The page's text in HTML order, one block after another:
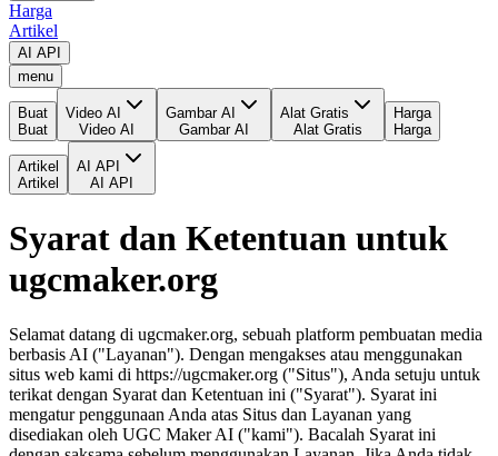
Harga
Artikel
AI API
menu
Buat
Buat
Video AI
Video AI
Gambar AI
Gambar AI
Alat Gratis
Alat Gratis
Harga
Harga
Artikel
Artikel
AI API
AI API
Syarat dan Ketentuan untuk
ugcmaker.org
Selamat datang di ugcmaker.org, sebuah platform pembuatan media
berbasis AI ("Layanan"). Dengan mengakses atau menggunakan
situs web kami di https://ugcmaker.org ("Situs"), Anda setuju untuk
terikat dengan Syarat dan Ketentuan ini ("Syarat"). Syarat ini
mengatur penggunaan Anda atas Situs dan Layanan yang
disediakan oleh UGC Maker AI ("kami"). Bacalah Syarat ini